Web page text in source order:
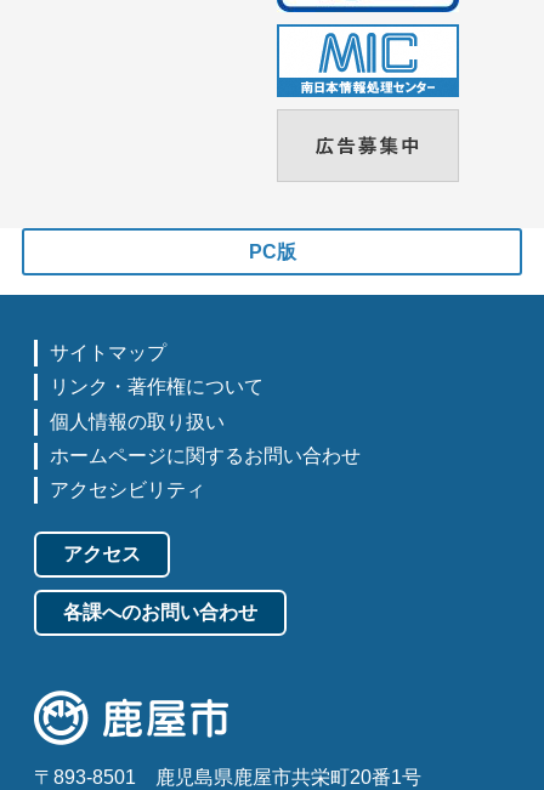
PC版
サイトマップ
リンク・著作権について
個人情報の取り扱い
ホームページに関するお問い合わせ
アクセシビリティ
アクセス
各課へのお問い合わせ
〒893-8501 鹿児島県鹿屋市共栄町20番1号